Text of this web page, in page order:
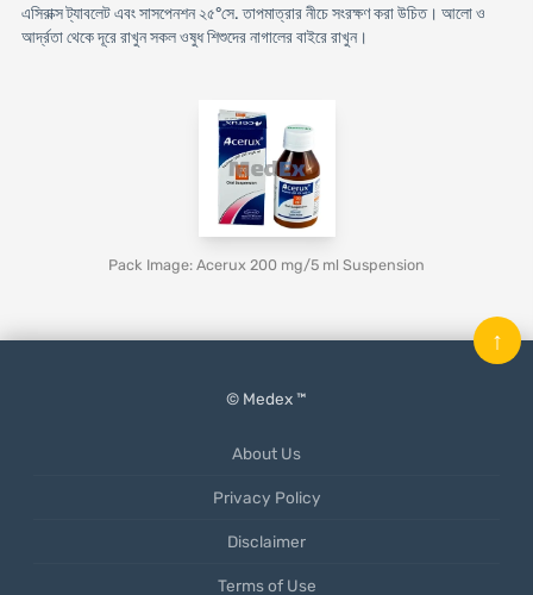
এসিরাক্স ট্যাবলেট এবং সাসপেনশন ২৫°সে. তাপমাত্রার নীচে সংরক্ষণ করা উচিত। আলো ও
আর্দ্রতা থেকে দূরে রাখুন সকল ওষুধ শিশুদের নাগালের বাইরে রাখুন।
Pack Image: Acerux 200 mg/5 ml Suspension
© Medex ™
About Us
Privacy Policy
Disclaimer
Terms of Use
↑